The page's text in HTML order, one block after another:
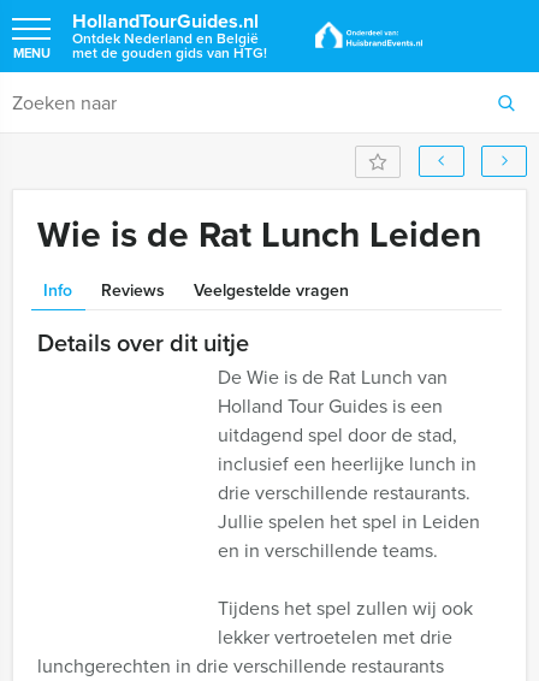
HollandTourGuides.nl
Ontdek Nederland en België
met de gouden gids van HTG!
MENU
Wie is de Rat Lunch Leiden
Info Reviews Veelgestelde vragen
Details over dit uitje
De Wie is de Rat Lunch van
Holland Tour Guides is een
uitdagend spel door de stad,
inclusief een heerlijke lunch in
drie verschillende restaurants.
Jullie spelen het spel in Leiden
en in verschillende teams.
Tijdens het spel zullen wij ook
lekker vertroetelen met drie
lunchgerechten in drie verschillende restaurants